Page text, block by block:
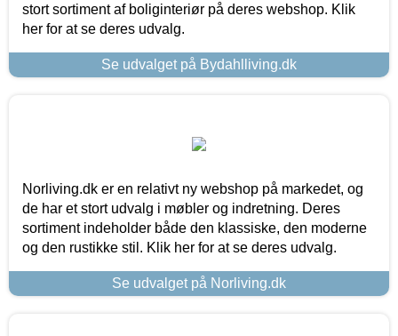
stort sortiment af boliginteriør på deres webshop. Klik
her for at se deres udvalg.
Se udvalget på Bydahlliving.dk
Norliving.dk er en relativt ny webshop på markedet, og
de har et stort udvalg i møbler og indretning. Deres
sortiment indeholder både den klassiske, den moderne
og den rustikke stil. Klik her for at se deres udvalg.
Se udvalget på Norliving.dk